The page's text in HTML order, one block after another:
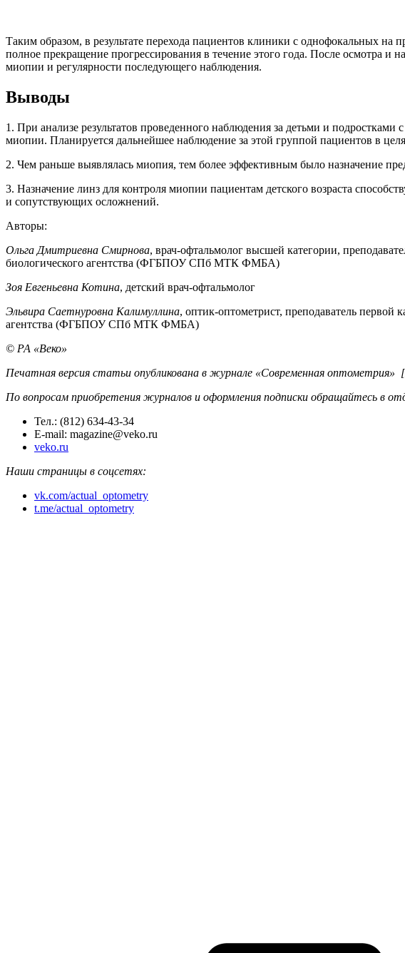
Таким образом, в результате перехода пациентов клиники с однофокальных
полное прекращение прогрессирования в течение этого года. После осмотра
миопии и регулярности последующего наблюдения.
Выводы
1. При анализе результатов проведенного наблюдения за детьми и
миопии. Планируется дальнейшее наблюдение за этой группой пациентов в
2. Чем раньше выявлялась миопия, тем более эффективным было назначение
3. Назначение линз для контроля миопии пациентам детского возраста
и сопутствующих осложнений.
Авторы:
Ольга Дмитриевна Смирнова, врач-офтальмолог высшей категории,
биологического агентства (ФГБПОУ СПб МТК ФМБА)
Зоя Евгеньевна Котина, детский врач-офтальмолог
Эльвира Саетнуровна Калимуллина, оптик-оптометрист, преподаватель первой
агентства (ФГБПОУ СПб МТК ФМБА)
© РА «Веко»
Печатная версия статьи опубликована в журнале «Современная
По вопросам приобретения журналов и оформления подписки обращайтесь в
Тел.: (812) 634-43-34
E-mail: magazine@veko.ru
veko.ru
Наши страницы в соцсетях:
vk.com/actual_optometry
t.me/actual_optometry